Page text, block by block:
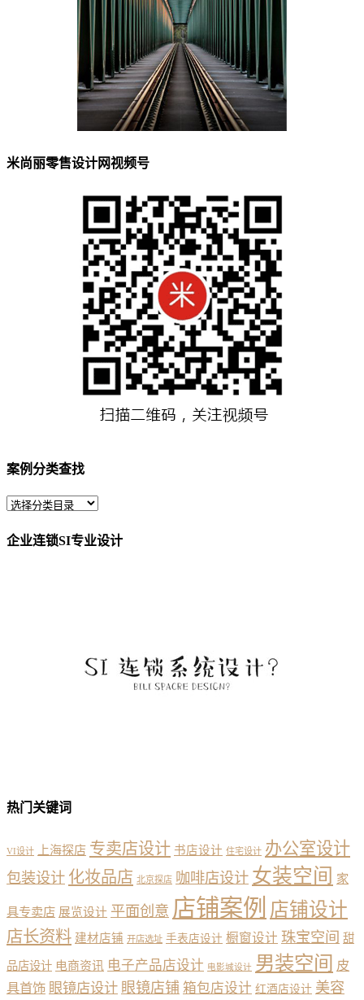
米尚丽零售设计网视频号
案例分类查找
企业连锁SI专业设计
热门关键词
VI设计 上海探店 专卖店设计 书店设计 住宅设计 办公室设计
包装设计 化妆品店 北京探店 咖啡店设计 女装空间 家
具专卖店 展览设计 平面创意 店铺案例 店铺设计
店长资料 建材店铺 开店选址 手表店设计 橱窗设计 珠宝空间 甜
品店设计 电商资讯 电子产品店设计 电影城设计 男装空间 皮
具首饰 眼镜店设计 眼镜店铺 箱包店设计 红酒店设计 美容